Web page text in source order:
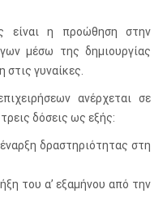
είναι η προώθηση στην
μέσω της δημιουργίας
γυναίκες.
ανέρχεται σε
δόσεις ως εξής:
δραστηριότητας στη
του α’ εξαμήνου από την